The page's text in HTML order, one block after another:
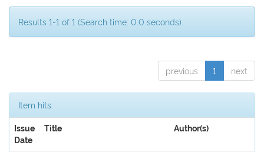
Results 1-1 of 1 (Search time: 0.0 seconds).
previous 1 next
Item hits:
Issue
Date
Title Author(s)